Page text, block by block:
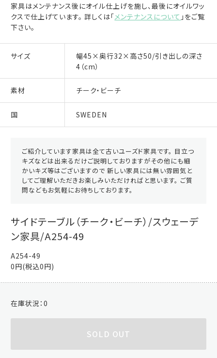
家具はメンテナンス後にオイル仕上げを施し、最後にオイルワッ
クスで仕上げています。 詳しくは「メンテナンスについて 」をご覧
下さい。
サイズ
幅45×奥行32×高さ50/引き出しの深さ
4（cm）
素材 チーク・ビーチ
国 SWEDEN
ご紹介しています家具は全て古いユーズド家具です。 目立つ
キズなどは出来るだけご説明しておりますがその他にも細
かいキズ等はございますので 新しい家具には無い雰囲気と
してご理解いただきお楽しみいただければと思います。 ご質
問などもお気軽にお待ちしております。
サイドテーブル（チーク・ビーチ）/スウェーデ
ン家具/A254-49
A254-49
0円(税込0円)
在庫状況：0
SOLD OUT